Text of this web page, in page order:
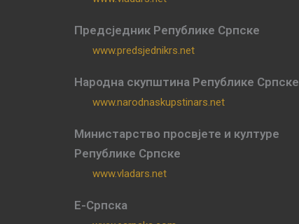
Предсједник Републике Српске
www.predsjednikrs.net
Народна скупштина Републике Српске
www.narodnaskupstinars.net
Министарство просвјете и културе
Републике Српске
www.vladars.net
Е-Српска